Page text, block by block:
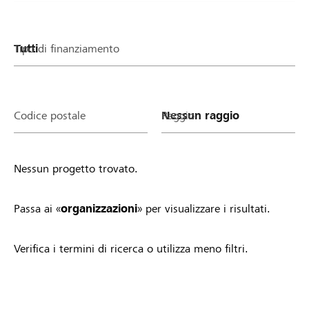
Tipo di finanziamento
Codice postale Raggio
Nessun progetto trovato.
Passa ai «organizzazioni» per visualizzare i risultati.
Verifica i termini di ricerca o utilizza meno filtri.